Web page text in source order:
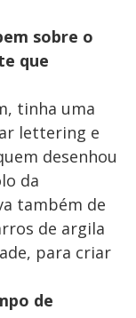
sobre o
que
tinha uma
lettering e
desenhou
da
também de
de argila
para criar
de